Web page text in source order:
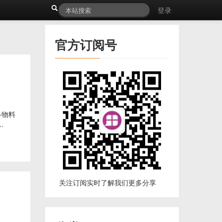
登录
料
官方订阅号
关注订阅实时了解我们更多分享